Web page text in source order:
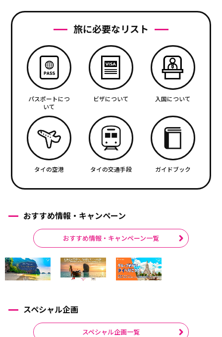
旅に必要なリスト
パスポートにつ
いて
ビザについて 入国について
タイの空港 タイの交通手段 ガイドブック
おすすめ情報・キャンペーン
おすすめ情報・キャンペーン一覧
スペシャル企画
スペシャル企画一覧